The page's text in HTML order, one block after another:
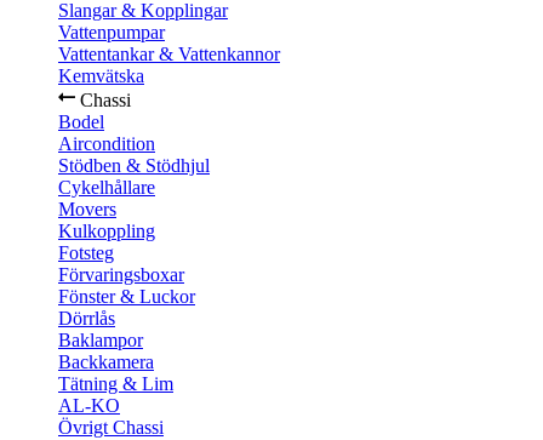
Slangar & Kopplingar
Vattenpumpar
Vattentankar & Vattenkannor
Kemvätska
Chassi
Bodel
Aircondition
Stödben & Stödhjul
Cykelhållare
Movers
Kulkoppling
Fotsteg
Förvaringsboxar
Fönster & Luckor
Dörrlås
Baklampor
Backkamera
Tätning & Lim
AL-KO
Övrigt Chassi